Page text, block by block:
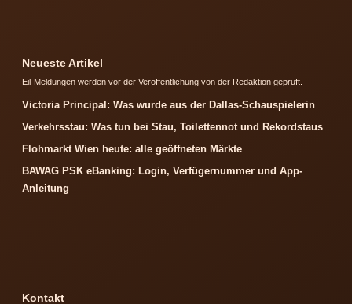
Neueste Artikel
Eil-Meldungen werden vor der Veroffentlichung von der Redaktion gepruft.
Victoria Principal: Was wurde aus der Dallas-Schauspielerin
Verkehrsstau: Was tun bei Stau, Toilettennot und Rekordstaus
Flohmarkt Wien heute: alle geöffneten Märkte
BAWAG PSK eBanking: Login, Verfügernummer und App-
Anleitung
Kontakt